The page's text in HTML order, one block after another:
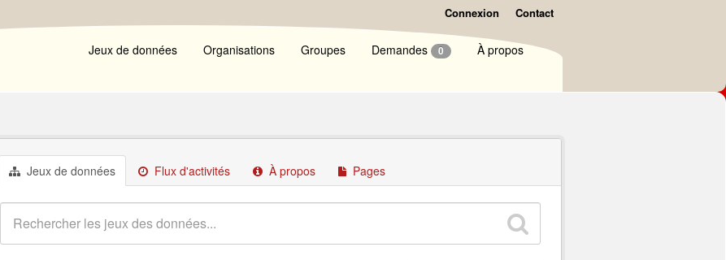
Connexion Contact
Jeux de données Organisations Groupes Demandes 0 À propos
Jeux de données Flux d'activités À propos Pages